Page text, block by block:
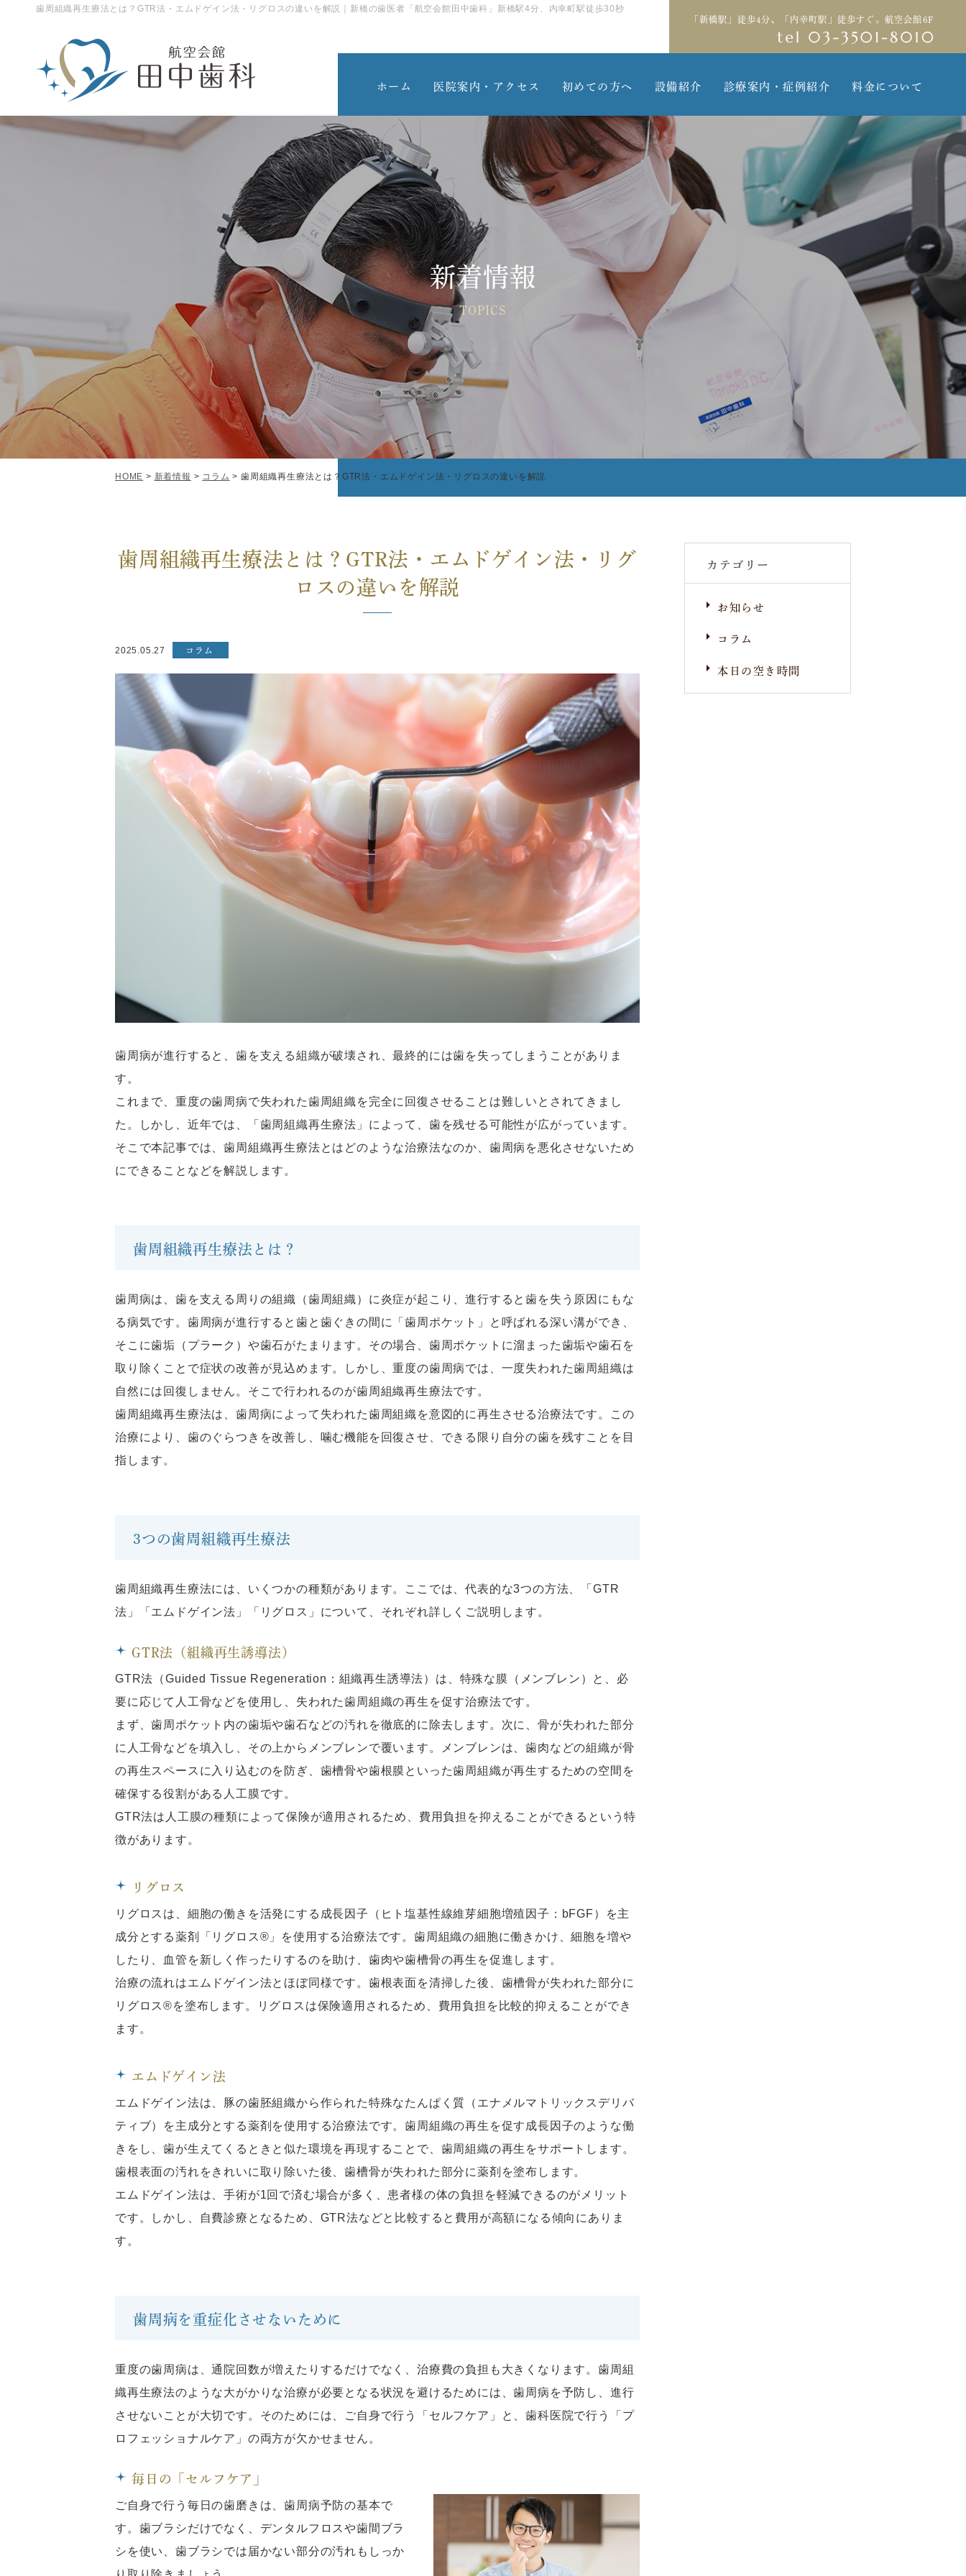
歯周組織再生療法とは？GTR法・エムドゲイン法・リグロスの違いを解説｜新橋の歯医者「航空会館田中歯科」新橋駅4分、内幸町駅徒歩30秒
「新橋駅」徒歩4分、「内幸町駅」徒歩すぐ。航空会館6F
ホーム 医院案内・アクセス 初めての方へ 設備紹介 診療案内・症例紹介 料金について
新着情報
TOPICS
HOME > 新着情報 > コラム >歯周組織再生療法とは？GTR法・エムドゲイン法・リグロスの違いを解説
歯周組織再生療法とは？GTR法・エムドゲイン法・リグ
ロスの違いを解説
2025.05.27 コラム
歯周病が進行すると、歯を支える組織が破壊され、最終的には歯を失ってしまうことがありま
す。
これまで、重度の歯周病で失われた歯周組織を完全に回復させることは難しいとされてきまし
た。しかし、近年では、「歯周組織再生療法」によって、歯を残せる可能性が広がっています。
そこで本記事では、歯周組織再生療法とはどのような治療法なのか、歯周病を悪化させないため
にできることなどを解説します。
歯周組織再生療法とは？
歯周病は、歯を支える周りの組織（歯周組織）に炎症が起こり、進行すると歯を失う原因にもな
る病気です。歯周病が進行すると歯と歯ぐきの間に「歯周ポケット」と呼ばれる深い溝ができ、
そこに歯垢（プラーク）や歯石がたまります。その場合、歯周ポケットに溜まった歯垢や歯石を
取り除くことで症状の改善が見込めます。しかし、重度の歯周病では、一度失われた歯周組織は
自然には回復しません。そこで行われるのが歯周組織再生療法です。
歯周組織再生療法は、歯周病によって失われた歯周組織を意図的に再生させる治療法です。この
治療により、歯のぐらつきを改善し、噛む機能を回復させ、できる限り自分の歯を残すことを目
指します。
3つの歯周組織再生療法
歯周組織再生療法には、いくつかの種類があります。ここでは、代表的な3つの方法、「GTR
法」「エムドゲイン法」「リグロス」について、それぞれ詳しくご説明します。
GTR法（組織再生誘導法）
GTR法（Guided Tissue Regeneration：組織再生誘導法）は、特殊な膜（メンブレン）と、必
要に応じて人工骨などを使用し、失われた歯周組織の再生を促す治療法です。
まず、歯周ポケット内の歯垢や歯石などの汚れを徹底的に除去します。次に、骨が失われた部分
に人工骨などを填入し、その上からメンブレンで覆います。メンブレンは、歯肉などの組織が骨
の再生スペースに入り込むのを防ぎ、歯槽骨や歯根膜といった歯周組織が再生するための空間を
確保する役割がある人工膜です。
GTR法は人工膜の種類によって保険が適用されるため、費用負担を抑えることができるという特
徴があります。
リグロス
リグロスは、細胞の働きを活発にする成長因子（ヒト塩基性線維芽細胞増殖因子：bFGF）を主
成分とする薬剤「リグロス®」を使用する治療法です。歯周組織の細胞に働きかけ、細胞を増や
したり、血管を新しく作ったりするのを助け、歯肉や歯槽骨の再生を促進します。
治療の流れはエムドゲイン法とほぼ同様です。歯根表面を清掃した後、歯槽骨が失われた部分に
リグロス®を塗布します。リグロスは保険適用されるため、費用負担を比較的抑えることができ
ます。
エムドゲイン法
エムドゲイン法は、豚の歯胚組織から作られた特殊なたんぱく質（エナメルマトリックスデリバ
ティブ）を主成分とする薬剤を使用する治療法です。歯周組織の再生を促す成長因子のような働
きをし、歯が生えてくるときと似た環境を再現することで、歯周組織の再生をサポートします。
歯根表面の汚れをきれいに取り除いた後、歯槽骨が失われた部分に薬剤を塗布します。
エムドゲイン法は、手術が1回で済む場合が多く、患者様の体の負担を軽減できるのがメリット
です。しかし、自費診療となるため、GTR法などと比較すると費用が高額になる傾向にありま
す。
歯周病を重症化させないために
重度の歯周病は、通院回数が増えたりするだけでなく、治療費の負担も大きくなります。歯周組
織再生療法のような大がかりな治療が必要となる状況を避けるためには、歯周病を予防し、進行
させないことが大切です。そのためには、ご自身で行う「セルフケア」と、歯科医院で行う「プ
ロフェッショナルケア」の両方が欠かせません。
毎日の「セルフケア」
ご自身で行う毎日の歯磨きは、歯周病予防の基本で
す。歯ブラシだけでなく、デンタルフロスや歯間ブラ
シを使い、歯ブラシでは届かない部分の汚れもしっか
カテゴリー
お知らせ
コラム
本日の空き時間